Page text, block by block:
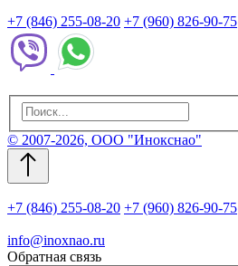
+7 (846) 255-08-20 +7 (960) 826-90-75
© 2007-2026, ООО "Инокснао"
+7 (846) 255-08-20 +7 (960) 826-90-75
info@inoxnao.ru
Обратная связь